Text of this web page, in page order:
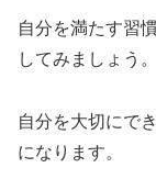
自分を満たす習
してみましょう。
自分を大切にで
になります。